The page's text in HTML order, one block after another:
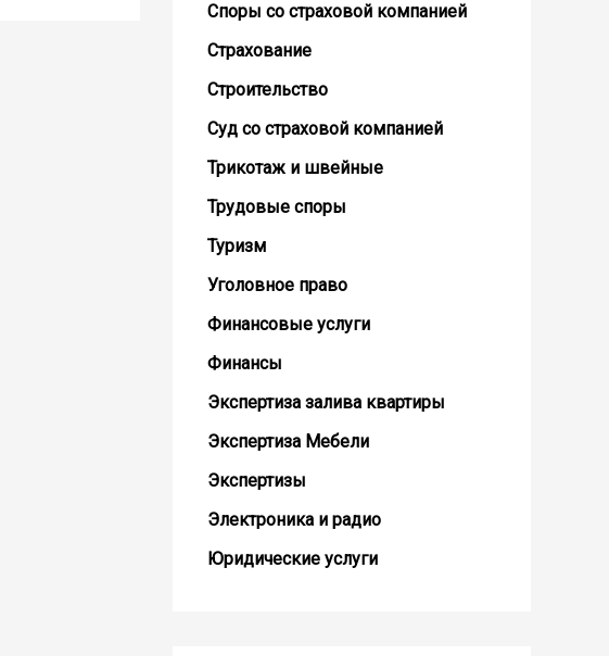
Споры со страховой компанией
Страхование
Строительство
Суд со страховой компанией
Трикотаж и швейные
Трудовые споры
Туризм
Уголовное право
Финансовые услуги
Финансы
Экспертиза залива квартиры
Экспертиза Мебели
Экспертизы
Электроника и радио
Юридические услуги